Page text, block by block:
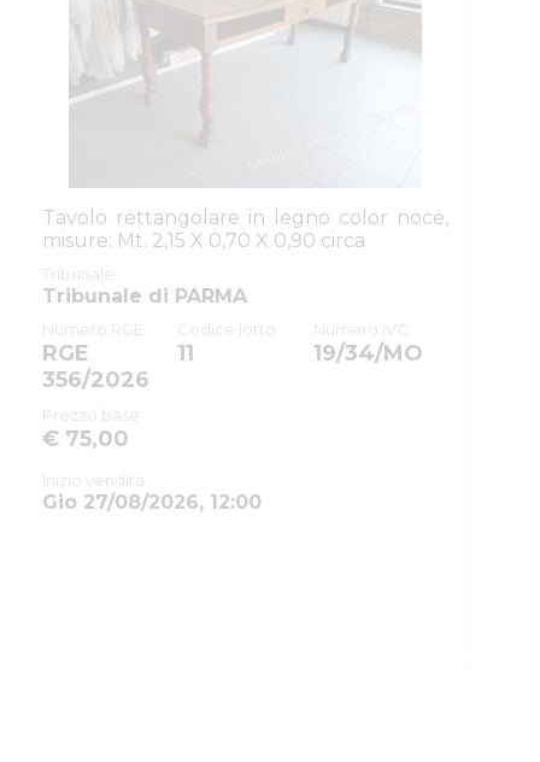
Tavolo rettangolare in legno color noce,
misure: Mt. 2,15 X 0,70 X 0,90 circa
Tribunale
Tribunale di PARMA
Numero RGE
RGE
356/2026
Codice lotto
11
Numero IVG
19/34/MO
Prezzo base
€ 75,00
Inizio vendita
Gio 27/08/2026, 12:00